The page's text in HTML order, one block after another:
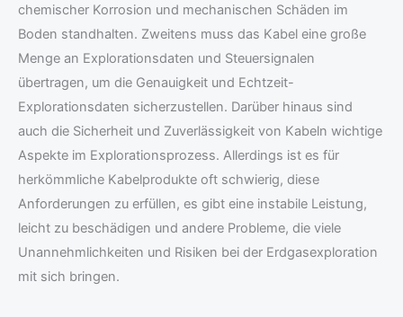
chemischer Korrosion und mechanischen Schäden im
Boden standhalten. Zweitens muss das Kabel eine große
Menge an Explorationsdaten und Steuersignalen
übertragen, um die Genauigkeit und Echtzeit-
Explorationsdaten sicherzustellen. Darüber hinaus sind
auch die Sicherheit und Zuverlässigkeit von Kabeln wichtige
Aspekte im Explorationsprozess. Allerdings ist es für
herkömmliche Kabelprodukte oft schwierig, diese
Anforderungen zu erfüllen, es gibt eine instabile Leistung,
leicht zu beschädigen und andere Probleme, die viele
Unannehmlichkeiten und Risiken bei der Erdgasexploration
mit sich bringen.